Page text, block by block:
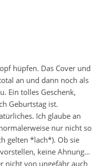
hüpfen. Das Cover und
an und dann noch als
Ein tolles Geschenk,
Geburtstag ist.
Ich glaube an
nur nicht so
gelten *lach*). Ob sie
keine Ahnung…
nicht von ungefähr auch